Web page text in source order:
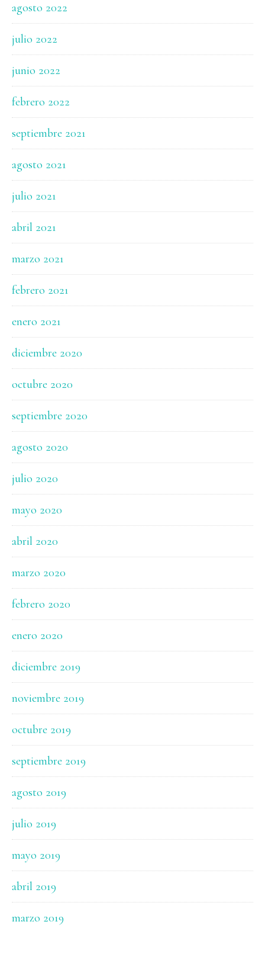
agosto 2022
julio 2022
junio 2022
febrero 2022
septiembre 2021
agosto 2021
julio 2021
abril 2021
marzo 2021
febrero 2021
enero 2021
diciembre 2020
octubre 2020
septiembre 2020
agosto 2020
julio 2020
mayo 2020
abril 2020
marzo 2020
febrero 2020
enero 2020
diciembre 2019
noviembre 2019
octubre 2019
septiembre 2019
agosto 2019
julio 2019
mayo 2019
abril 2019
marzo 2019